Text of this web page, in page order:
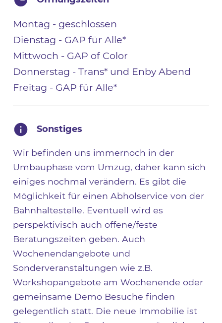
Montag - geschlossen
Dienstag - GAP für Alle*
Mittwoch - GAP of Color
Donnerstag - Trans* und Enby Abend
Freitag - GAP für Alle*
Sonstiges
Wir befinden uns immernoch in der
Umbauphase vom Umzug, daher kann sich
einiges nochmal verändern. Es gibt die
Möglichkeit für einen Abholservice von der
Bahnhaltestelle. Eventuell wird es
perspektivisch auch offene/feste
Beratungszeiten geben. Auch
Wochenendangebote und
Sonderveranstaltungen wie z.B.
Workshopangebote am Wochenende oder
gemeinsame Demo Besuche finden
gelegentlich statt. Die neue Immobilie ist